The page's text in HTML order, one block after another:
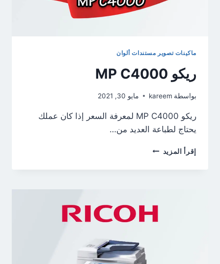
ماكينات تصوير مستندات ألوان
ريكو MP C4000
بواسطة kareem مايو 30, 2021
ريكو MP C4000 لمعرفة السعر إذا كان عملك
يحتاج لطباعة العديد من…
إقرأ المزيد ريكو
C4000